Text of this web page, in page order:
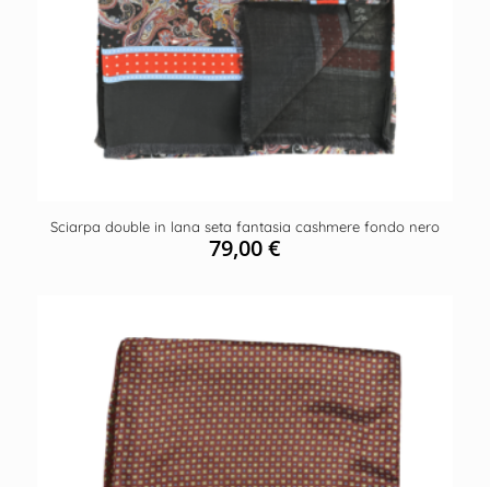
Sciarpa double in lana seta fantasia cashmere fondo nero
79,00€